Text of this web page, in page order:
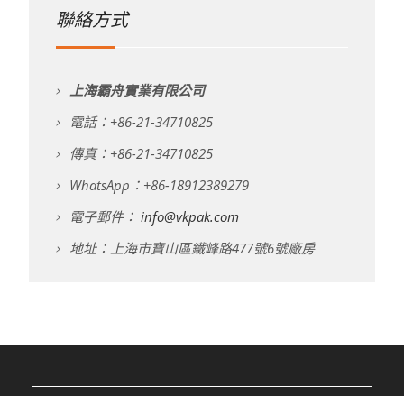
聯絡方式
上海霸舟實業有限公司
電話：+86-21-34710825
傳真：+86-21-34710825
WhatsApp：+86-18912389279
電子郵件： info@vkpak.com
地址：上海市寶山區鐵峰路477號6號廠房